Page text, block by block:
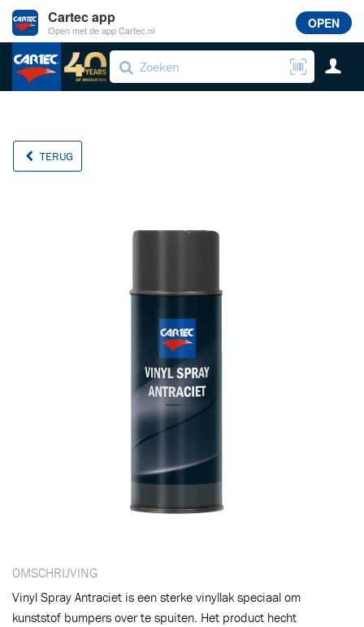
TERUG
OMSCHRIJVING
Vinyl Spray Antraciet is een sterke vinyllak speciaal om
kunststof bumpers over te spuiten. Het product hecht
Cartec app
Open met de app Cartec.nl OPEN